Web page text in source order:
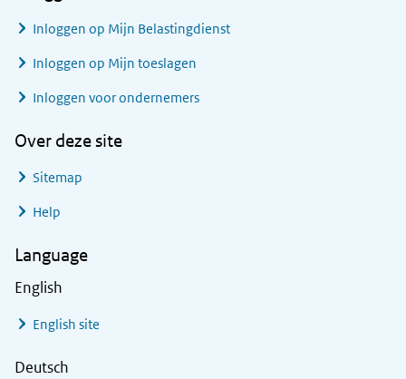
Inloggen op Mijn Belastingdienst
Inloggen op Mijn toeslagen
Inloggen voor ondernemers
Over deze site
Sitemap
Help
Language
English
English site
Deutsch